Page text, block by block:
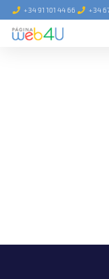
+34 91 101 44 66 +34